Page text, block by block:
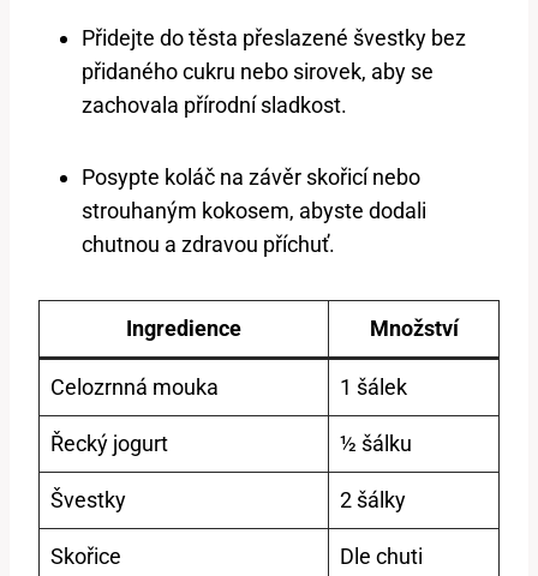
Přidejte do těsta přeslazené švestky bez
přidaného cukru nebo sirovek, aby se
zachovala přírodní sladkost.
Posypte koláč na závěr skořicí nebo
strouhaným kokosem, abyste dodali
chutnou a zdravou příchuť.
Ingredience Množství
Celozrnná mouka 1 šálek
Řecký jogurt ½ šálku
Švestky 2 šálky
Skořice Dle chuti